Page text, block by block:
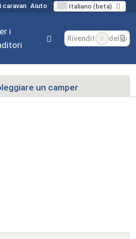
caravan Aiuto Italiano (beta)
i
un camper